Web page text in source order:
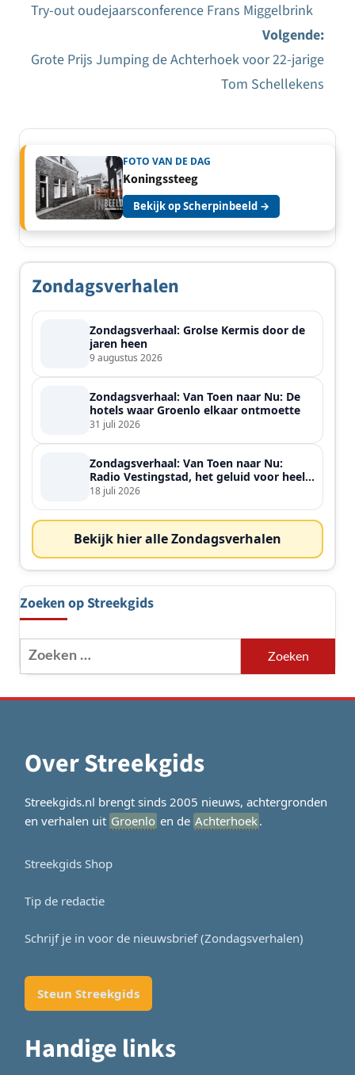
Bericht
navigatie
Try-out oudejaarsconference Frans Miggelbrink
Volgende:
Grote Prijs Jumping de Achterhoek voor 22-jarige
Tom Schellekens
FOTO VAN DE DAG
Koningssteeg
Bekijk op Scherpinbeeld →
Zondagsverhalen
Zondagsverhaal: Grolse Kermis door de
jaren heen
9 augustus 2026
Zondagsverhaal: Van Toen naar Nu: De
hotels waar Groenlo elkaar ontmoette
31 juli 2026
Zondagsverhaal: Van Toen naar Nu:
Radio Vestingstad, het geluid voor heel
de streek
18 juli 2026
Bekijk hier alle Zondagsverhalen
Zoeken op Streekgids
Zoeken
naar:
Over Streekgids
Streekgids.nl brengt sinds 2005 nieuws, achtergronden
en verhalen uit Groenlo en de Achterhoek.
Streekgids Shop
Tip de redactie
Schrijf je in voor de nieuwsbrief (Zondagsverhalen)
Steun Streekgids
Handige links